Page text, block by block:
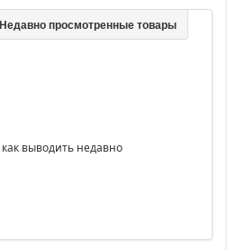
выводить недавно